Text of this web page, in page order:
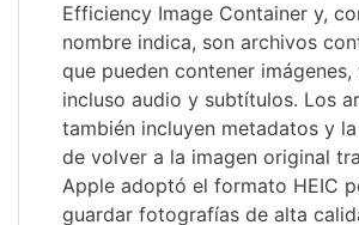
Efficiency Image Container y,
nombre indica, son archivos
que pueden contener imágenes,
incluso audio y subtítulos. Los
también incluyen metadatos y
de volver a la imagen original
Apple adoptó el formato HEIC
guardar fotografías de alta